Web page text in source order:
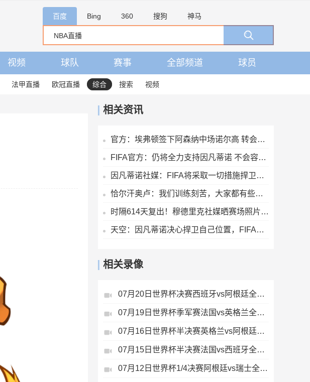
百度 Bing 360 搜狗 神马
视频 球队 赛事 全部频道 球员
法甲直播 欧冠直播 综合 搜索 视频
相关资讯
官方：埃弗顿签下阿森纳中场诺尔高 转会费700万镑签约2年
FIFA官方：仍将全力支持因凡蒂诺 不会容忍外界对FIFA诚信的攻击
因凡蒂诺社媒：FIFA将采取一切措施捍卫声誉，继续支持足球的发展
恰尔汗奥卢：我们训练刻苦，大家都有些疲惫但储备体能至关重要
时隔614天复出！穆德里克社媒晒赛场照片：好久不见
天空：因凡蒂诺决心捍卫自己位置，FIFA委员会公开致信表达支持
相关录像
07月20日世界杯决赛西班牙vs阿根廷全场录像
07月19日世界杯季军赛法国vs英格兰全场录像
07月16日世界杯半决赛英格兰vs阿根廷全场录像
07月15日世界杯半决赛法国vs西班牙全场录像
07月12日世界杯1/4决赛阿根廷vs瑞士全场录像